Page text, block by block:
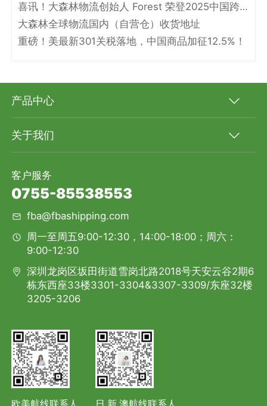
喜讯！大森林物流创始人 Forest 荣登2025中国跨境电商物流名人堂！
大森林全球物流国内（自营仓）收货地址
重磅！美最新301关税落地，中国商品加征12.5%！
产品中心
关于我们
客户服务
0755-85538553
fba@fbashipping.com
周一至周五9:00-12:30，14:00-18:00；周六：
9:00-12:30
深圳龙岗区坂田街道雪岗北路2018号天安云谷2期6
栋东西座33楼3301-3304&3307-3309/东座32楼
3205-3206